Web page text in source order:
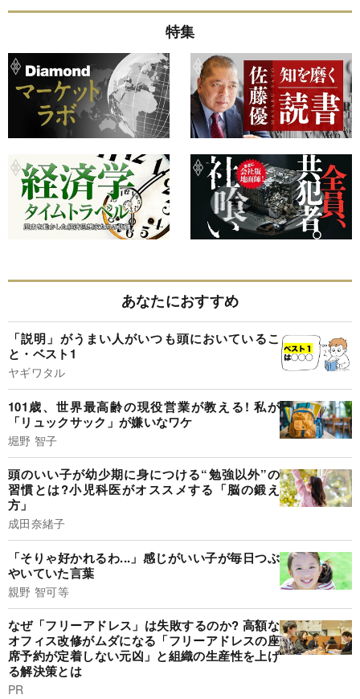
特集
あなたにおすすめ
「説明」がうまい人がいつも頭においているこ
と・ベスト1
ヤギワタル
101歳、世界最高齢の現役営業が教える! 私が
「リュックサック」が嫌いなワケ
堀野 智子
頭のいい子が幼少期に身につける“勉強以外”の
習慣とは?小児科医がオススメする「脳の鍛え
方」
成田奈緒子
「そりゃ好かれるわ...」感じがいい子が毎日つぶ
やいていた言葉
親野 智可等
なぜ「フリーアドレス」は失敗するのか? 高額な
オフィス改修がムダになる「フリーアドレスの座
席予約が定着しない元凶」と組織の生産性を上げ
る解決策とは
PR